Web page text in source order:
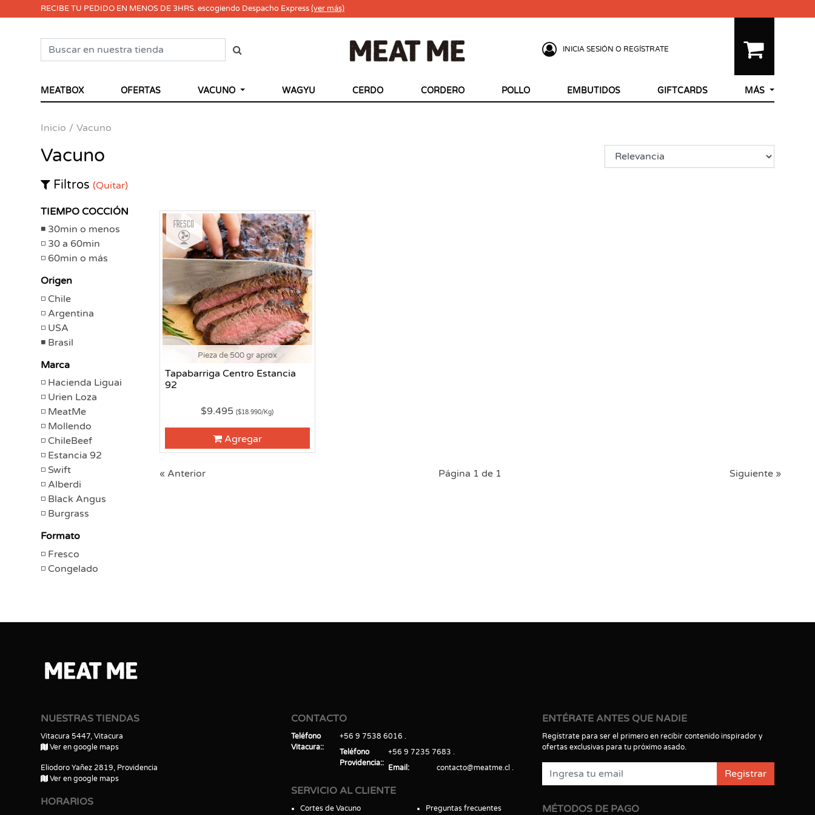
RECIBE TU PEDIDO EN MENOS DE 3HRS. escogiendo Despacho Express(ver más)
INICIA SESIÓN O REGÍSTRATE
MEATBOX OFERTAS VACUNO WAGYU CERDO CORDERO POLLO EMBUTIDOS GIFTCARDS MÁS
Inicio Vacuno
Vacuno
Filtros (Quitar)
TIEMPO COCCIÓN
30min o menos
30 a 60min
60min o más
Origen
Chile
Argentina
USA
Brasil
Marca
Hacienda Liguai
Urien Loza
MeatMe
Mollendo
ChileBeef
Estancia 92
Swift
Alberdi
Black Angus
Burgrass
Formato
Fresco
Congelado
Pieza de 500 gr aprox
Tapabarriga Centro Estancia
92
Fresco
$9.495($18.990/Kg)
Agregar
« Anterior Página 1 de 1 Siguiente »
NUESTRAS TIENDAS
Vitacura 5447, Vitacura
Ver en google maps
Eliodoro Yañez 2819, Providencia
Ver en google maps
HORARIOS
CONTACTO
Teléfono
Vitacura:
+56 9 7538 6016
Teléfono
Providencia:
+56 9 7235 7683
Email
contacto@meatme.cl
SERVICIO AL CLIENTE
Cortes de Vacuno Preguntas frecuentes
ENTÉRATE ANTES QUE NADIE
Regístrate para ser el primero en recibir contenido inspirador y
ofertas exclusivas para tu próximo asado.
Registrar
MÉTODOS DE PAGO